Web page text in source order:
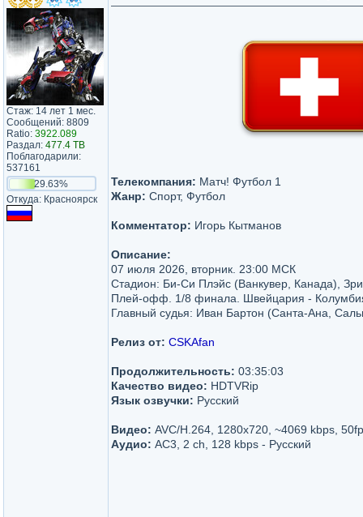
Стаж: 14 лет 1 мес.
Сообщений: 8809
Ratio: 3922.089
Раздал: 477.4 TB
Поблагодарили:
537161
29.63%
Откуда: Красноярск
Телекомпания: Матч! Футбол 1
Жанр: Спорт, Футбол
Комментатор: Игорь Кытманов
Описание:
07 июля 2026, вторник. 23:00 МСК
Стадион: Би-Си Плэйс (Ванкувер, Канада),
Плей-офф. 1/8 финала. Швейцария -
Главный судья: Иван Бартон (Санта-Ана,
Релиз от: CSKAfan
Продолжительность: 03:35:03
Качество видео: HDTVRip
Язык озвучки: Русский
Видео: AVC/H.264, 1280x720, ~4069 kbps,
Аудио: AC3, 2 ch, 128 kbps - Русский